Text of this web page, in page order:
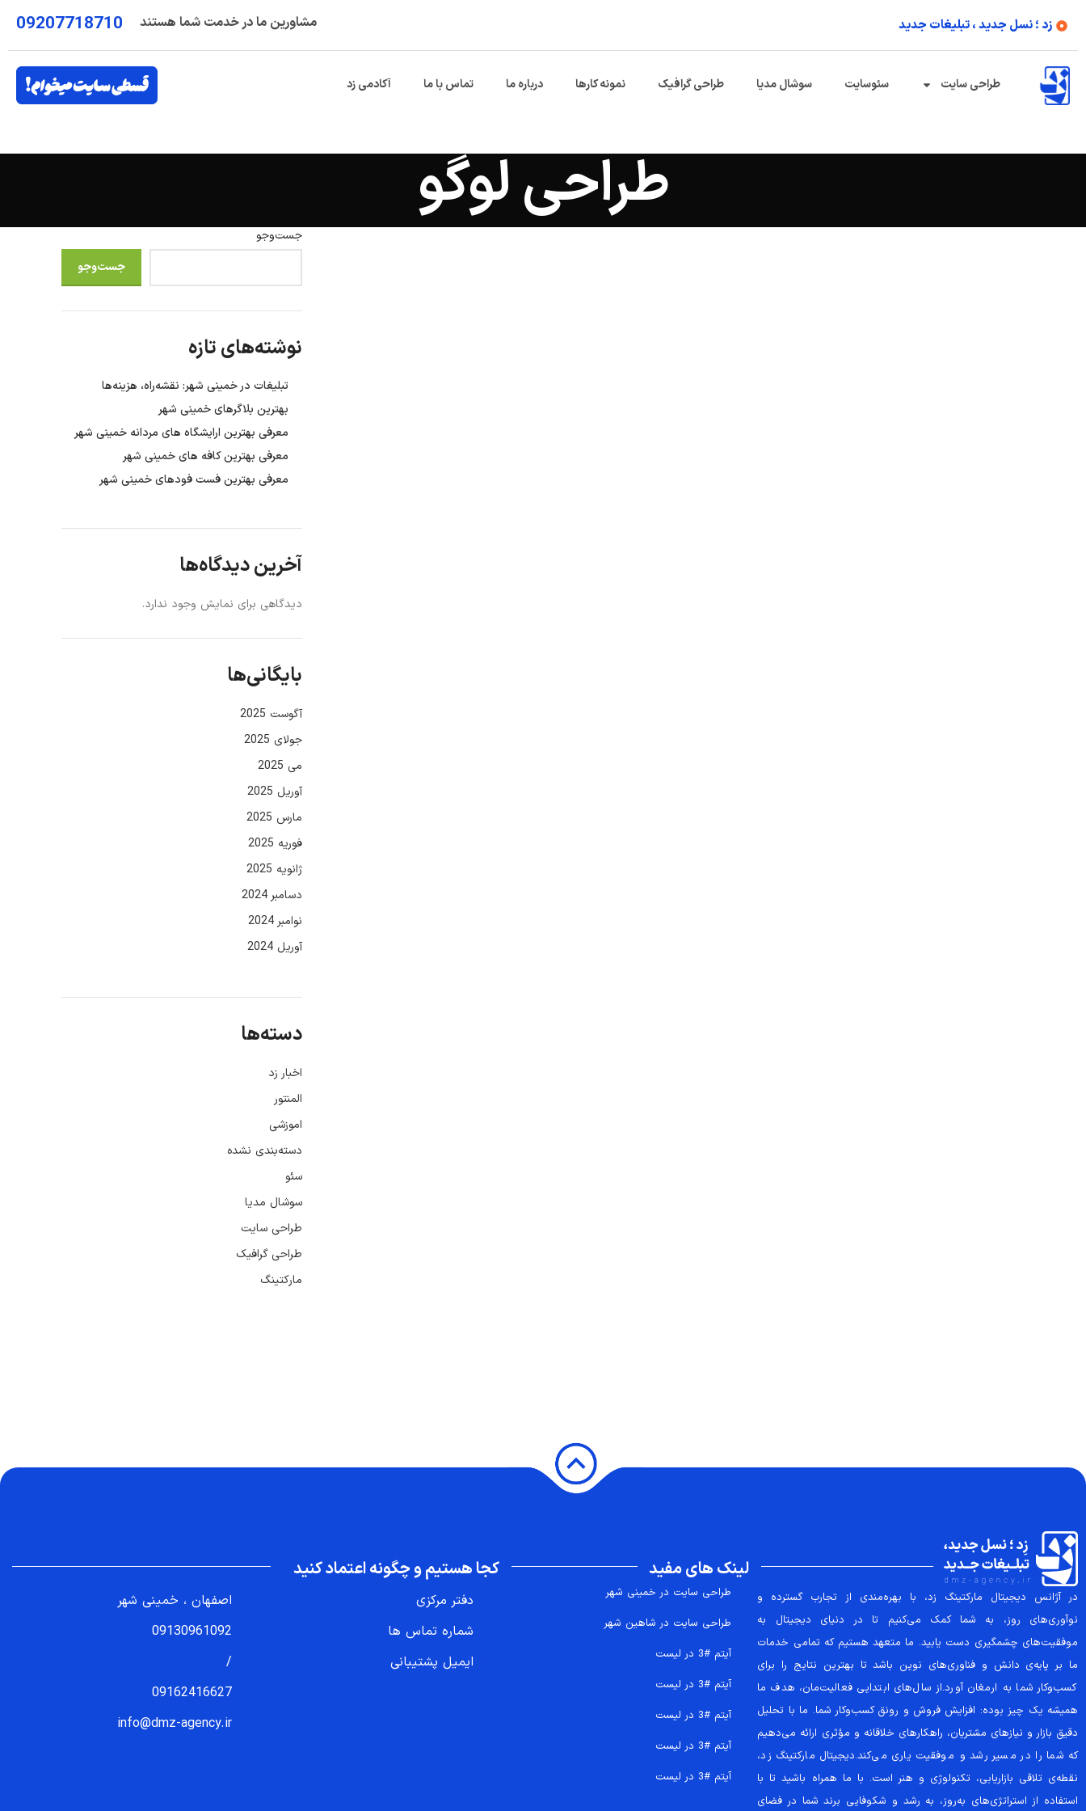
زد ؛ نسل جدید ، تبلیغات جدید مشاورین ما در خدمت شما هستند 09207718710
طراحی سایت سئوسایت سوشال مدیا طراحی گرافیک نمونه کارها درباره ما تماس با ما آکادمی زد
طراحی لوگو
جست‌وجو
جست‌وجو
نوشته‌های تازه
تبلیغات در خمینی شهر: نقشه‌راه، هزینه‌ها
بهترین بلاگرهای خمینی شهر
معرفی بهترین ارایشگاه های مردانه خمینی شهر
معرفی بهترین کافه های خمینی شهر
معرفی بهترین فست فودهای خمینی شهر
آخرین دیدگاه‌ها
دیدگاهی برای نمایش وجود ندارد.
بایگانی‌ها
آگوست 2025
جولای 2025
می 2025
آوریل 2025
مارس 2025
فوریه 2025
ژانویه 2025
دسامبر 2024
نوامبر 2024
آوریل 2024
دسته‌ها
اخبار زد
المنتور
اموزشی
دسته‌بندی نشده
سئو
سوشال مدیا
طراحی سایت
طراحی گرافیک
مارکتینگ
در آژانس دیجیتال مارکتینگ زد، با بهره‌مندی از تجارب گسترده و
نوآوری‌های روز، به شما کمک می‌کنیم تا در دنیای دیجیتال به
موفقیت‌های چشمگیری دست یابید. ما متعهد هستیم که تمامی خدمات
ما بر پایه‌ی دانش و فناوری‌های نوین باشد تا بهترین نتایج را برای
کسب‌وکار شما به ارمغان آورد.از سال‌های ابتدایی فعالیت‌مان، هدف ما
همیشه یک چیز بوده: افزایش فروش و رونق کسب‌وکار شما. ما با تحلیل
دقیق بازار و نیازهای مشتریان، راهکارهای خلاقانه و مؤثری ارائه می‌دهیم
که شما را در مسیر رشد و موفقیت یاری می‌کند.دیجیتال مارکتینگ زد،
نقطه‌ی تلاقی بازاریابی، تکنولوژی و هنر است. با ما همراه باشید تا با
استفاده از استراتژی‌های به‌روز، به رشد و شکوفایی برند شما در فضای
لینک های مفید
طراحی سایت در خمینی شهر
طراحی سایت در شاهین شهر
آیتم #3 در لیست
آیتم #3 در لیست
آیتم #3 در لیست
آیتم #3 در لیست
آیتم #3 در لیست
کجا هستیم و چگونه اعتماد کنید
دفتر مرکزی
شماره تماس ها
ایمیل پشتیبانی
اصفهان ، خمینی شهر
09130961092
/
09162416627
info@dmz-agency.ir